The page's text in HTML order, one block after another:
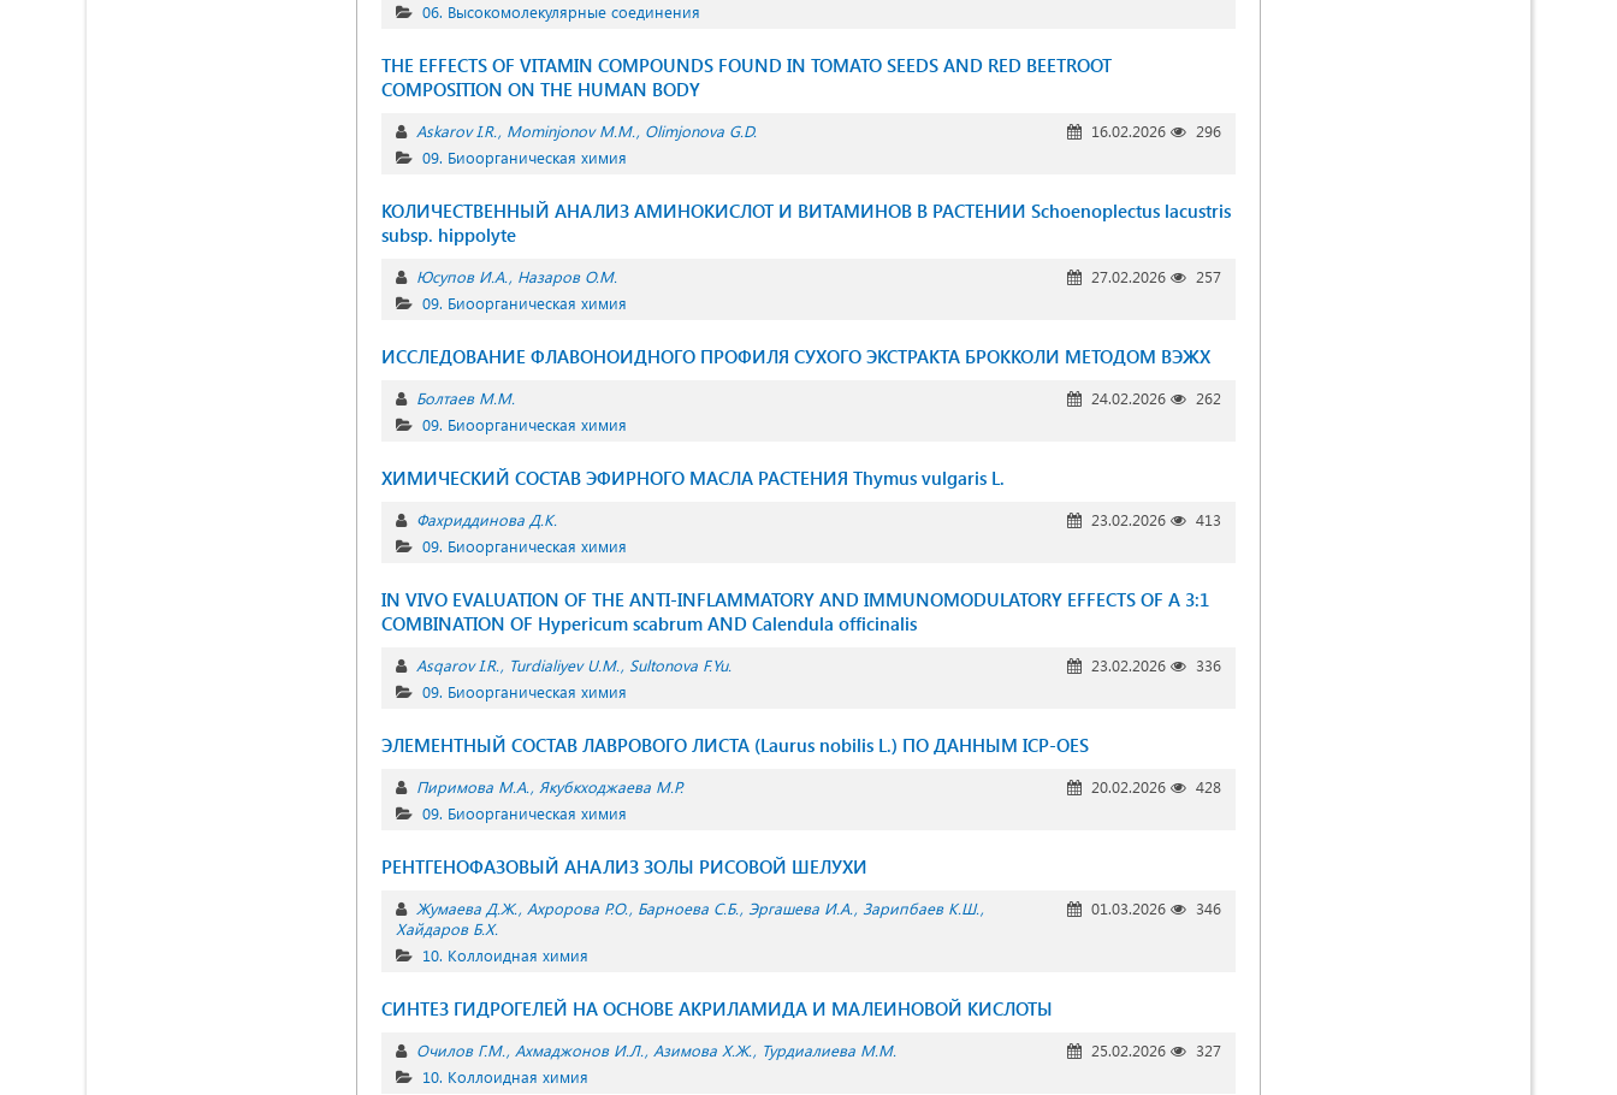
06. Высокомолекулярные соединения
THE EFFECTS OF VITAMIN COMPOUNDS FOUND IN TOMATO SEEDS AND RED BEETROOT
COMPOSITION ON THE HUMAN BODY
Askarov I.R. Mominjonov M.M. Olimjonova G.D. 16.02.2026
296
09. Биоорганическая химия
КОЛИЧЕСТВЕННЫЙ АНАЛИЗ АМИНОКИСЛОТ И ВИТАМИНОВ В РАСТЕНИИ Schoenoplectus lacustris
subsp. hippolyte
Юсупов И.А. Назаров О.М. 27.02.2026
257
09. Биоорганическая химия
ИССЛЕДОВАНИЕ ФЛАВОНОИДНОГО ПРОФИЛЯ СУХОГО ЭКСТРАКТА БРОККОЛИ МЕТОДОМ ВЭЖХ
Болтаев М.М. 24.02.2026
262
09. Биоорганическая химия
ХИМИЧЕСКИЙ СОСТАВ ЭФИРНОГО МАСЛА РАСТЕНИЯ Thymus vulgaris L.
Фахриддинова Д.К. 23.02.2026
413
09. Биоорганическая химия
IN VIVO EVALUATION OF THE ANTI-INFLAMMATORY AND IMMUNOMODULATORY EFFECTS OF A 3:1
COMBINATION OF Hypericum scabrum AND Calendula officinalis
Asqarov I.R. Turdialiyev U.M. Sultonova F.Yu. 23.02.2026
336
09. Биоорганическая химия
ЭЛЕМЕНТНЫЙ СОСТАВ ЛАВРОВОГО ЛИСТА (Laurus nobilis L.) ПО ДАННЫМ ICP-OES
Пиримова М.А. Якубкходжаева М.Р. 20.02.2026
428
09. Биоорганическая химия
РЕНТГЕНОФАЗОВЫЙ АНАЛИЗ ЗОЛЫ РИСОВОЙ ШЕЛУХИ
Жумаева Д.Ж. Ахророва Р.О. Барноева С.Б. Эргашева И.А. Зарипбаев К.Ш.
Хайдаров Б.Х.
01.03.2026 346
10. Коллоидная химия
СИНТЕЗ ГИДРОГЕЛЕЙ НА ОСНОВЕ АКРИЛАМИДА И МАЛЕИНОВОЙ КИСЛОТЫ
Очилов Г.М. Ахмаджонов И.Л. Азимова Х.Ж. Турдиалиева М.М. 25.02.2026
327
10. Коллоидная химия